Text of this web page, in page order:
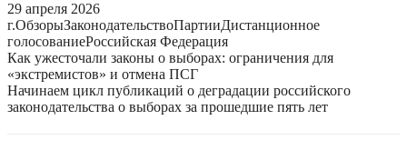
29 апреля 2026
г.ОбзорыЗаконодательствоПартииДистанционное
голосованиеРоссийская Федерация
Как ужесточали законы о выборах: ограничения для
«экстремистов» и отмена ПСГ
Начинаем цикл публикаций о деградации российского
законодательства о выборах за прошедшие пять лет